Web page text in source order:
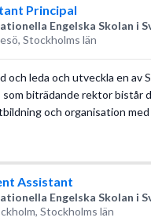
Principal
Engelska Skolan i
Stockholms län
och leda och utveckla en av
som biträdande rektor bistår
och organisation
Assistant
Engelska Skolan i
Stockholms län